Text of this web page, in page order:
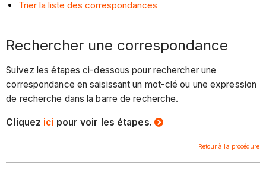
Trier la liste des correspondances
Rechercher une correspondance
Suivez les étapes ci-dessous pour rechercher une
correspondance en saisissant un mot-clé ou une expression
de recherche dans la barre de recherche.
Cliquez ici pour voir les étapes.
Retour à la procédure